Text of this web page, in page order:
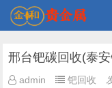
邢台钯碳回收(泰
admin 钯回收